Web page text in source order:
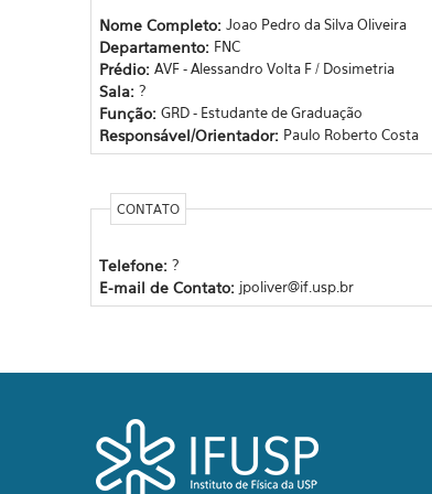
Nome Completo: Joao Pedro da Silva Oliveira
Departamento: FNC
Prédio: AVF - Alessandro Volta F / Dosimetria
Sala: ?
Função: GRD - Estudante de Graduação
Responsável/Orientador: Paulo Roberto Costa
CONTATO
Telefone: ?
E-mail de Contato: jpoliver@if.usp.br